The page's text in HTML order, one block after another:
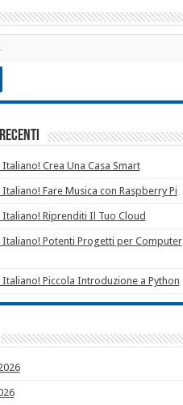
Italiano! Crea Una Casa Smart
Italiano! Fare Musica con Raspberry Pi
Italiano! Riprenditi Il Tuo Cloud
Italiano! Potenti Progetti per Computer
Italiano! Piccola Introduzione a Python